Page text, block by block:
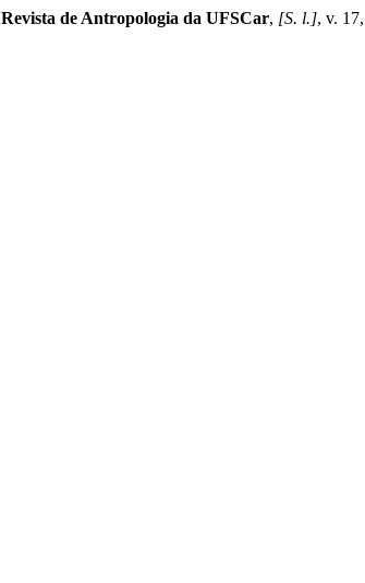
Revista de Antropologia da UFSCar, [S. l.], v.